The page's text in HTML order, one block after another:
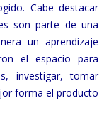
Cabe destacar
son parte de una
un aprendizaje
el espacio para
investigar, tomar
forma el producto